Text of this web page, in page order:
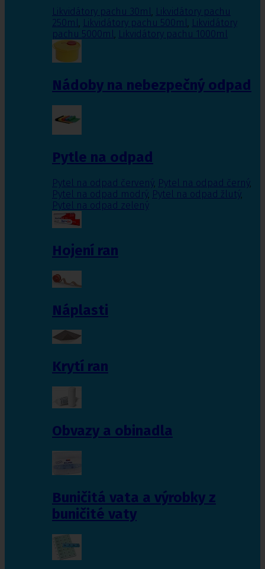
Likvidátory pachu 30ml, Likvidátory pachu
250ml, Likvidátory pachu 500ml, Likvidátory
pachu 5000ml, Likvidátory pachu 1000ml
Nádoby na nebezpečný odpad
Pytle na odpad
Pytel na odpad červený, Pytel na odpad černý,
Pytel na odpad modrý, Pytel na odpad žlutý,
Pytel na odpad zelený
Hojení ran
Náplasti
Krytí ran
Obvazy a obinadla
Buničitá vata a výrobky z
buničité vaty